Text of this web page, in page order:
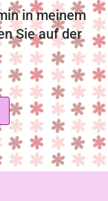
in meinem
Sie auf der